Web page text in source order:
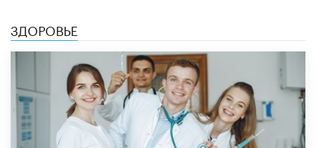
ЗДОРОВЬЕ